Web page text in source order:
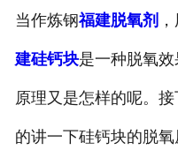
当作炼钢福建脱氧剂
建硅钙块是一种脱氧
原理又是怎样的呢。
的讲一下硅钙块的脱氧